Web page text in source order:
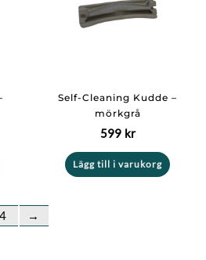
Self-Cleaning Kudde –
mörkgrå
599 kr
Lägg till i varukorg
4 →